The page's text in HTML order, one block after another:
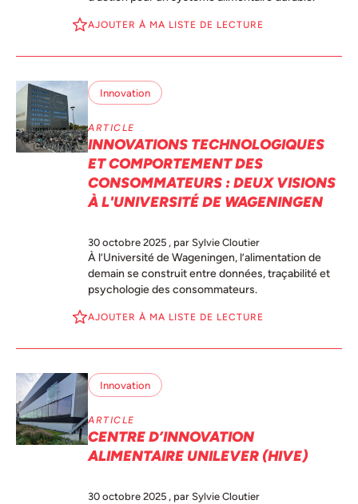
AJOUTER À MA LISTE DE LECTURE
Innovation
ARTICLE
INNOVATIONS TECHNOLOGIQUES
ET COMPORTEMENT DES
CONSOMMATEURS : DEUX VISIONS
À L'UNIVERSITÉ DE WAGENINGEN
30 octobre 2025 , par Sylvie Cloutier
À l’Université de Wageningen, l’alimentation de
demain se construit entre données, traçabilité et
psychologie des consommateurs.
AJOUTER À MA LISTE DE LECTURE
Innovation
ARTICLE
CENTRE D’INNOVATION
ALIMENTAIRE UNILEVER (HIVE)
30 octobre 2025 , par Sylvie Cloutier